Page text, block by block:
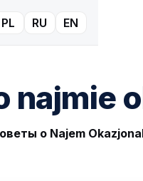
PL RU EN
о Najem